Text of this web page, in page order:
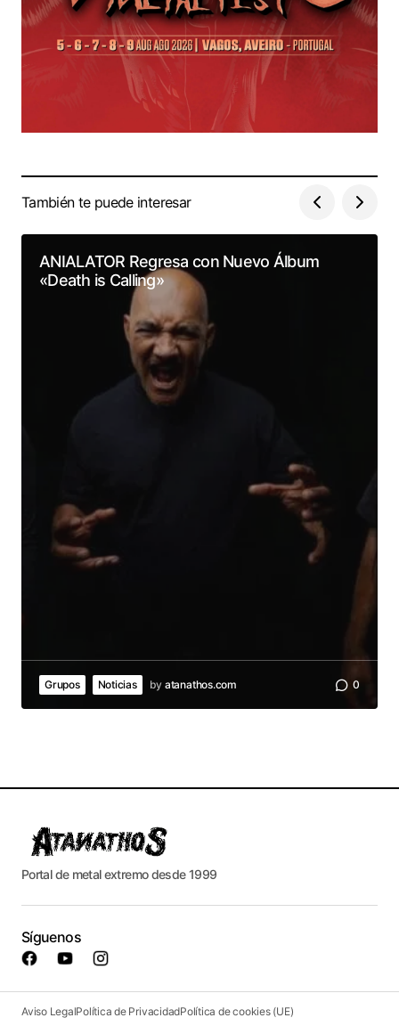
También te puede interesar
ANIALATOR Regresa con Nuevo Álbum
«Death is Calling»
Grupos Noticias by atanathos.com 0
Portal de metal extremo desde 1999
Síguenos
Aviso LegalPolítica de PrivacidadPolítica de cookies (UE)